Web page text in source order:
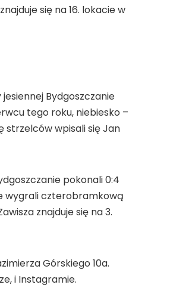
się na 16. lokacie w
Bydgoszczanie
tego roku, niebiesko –
strzelców wpisali się Jan
pokonali 0:4
wygrali czterobramkową
znajduje się na 3.
Górskiego 10a.
i Instagramie.